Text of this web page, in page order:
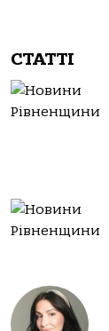
СТАТТІ